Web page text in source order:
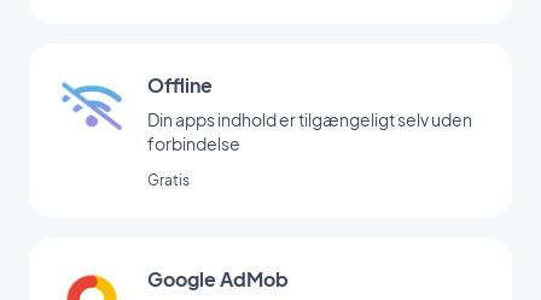
Offline
Din apps indhold er tilgængeligt selv uden
forbindelse
Gratis
Google AdMob